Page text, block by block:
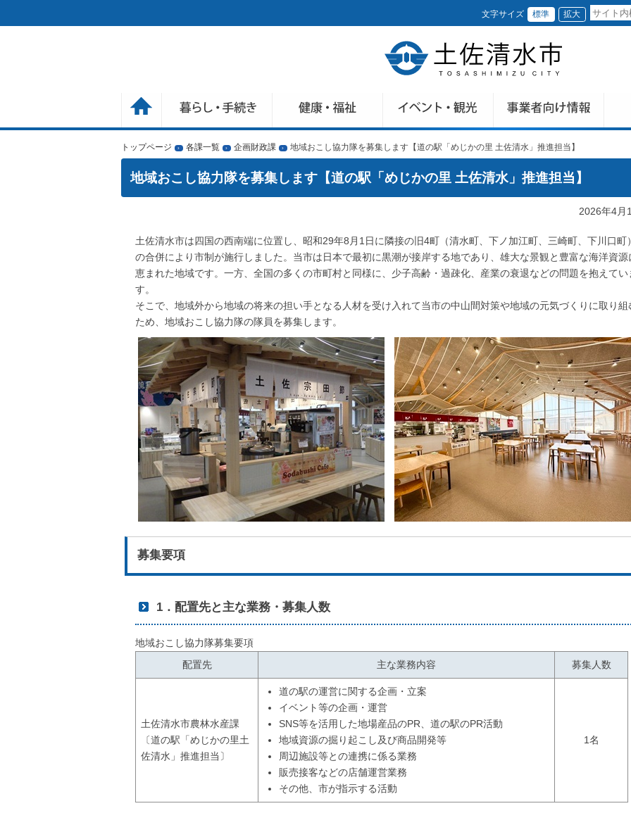
文字サイズ 標準 拡大
トップページ › 各課一覧 › 企画財政課 › 地域おこし協力隊を募集します【道の駅「めじかの里 土佐清水」推進担当】
地域おこし協力隊を募集します【道の駅「めじかの里 土佐清水」推進担当】
2026年4月
土佐清水市は四国の西南端に位置し、昭和29年8月1日に隣接の旧4町（清水町、下ノ加江町、三崎町、下川口町
の合併により市制が施行しました。当市は日本で最初に黒潮が接岸する地であり、雄大な景観と豊富な海洋資源
恵まれた地域です。一方、全国の多くの市町村と同様に、少子高齢・過疎化、産業の衰退などの問題を抱えてい
す。
そこで、地域外から地域の将来の担い手となる人材を受け入れて当市の中山間対策や地域の元気づくりに取り組
ため、地域おこし協力隊の隊員を募集します。
募集要項
1．配置先と主な業務・募集人数
地域おこし協力隊募集要項
配置先
主な業務内容 募集人数
土佐清水市農林水産課
〔道の駅「めじかの里土
佐清水」推進担当〕
道の駅の運営に関する企画・立案
イベント等の企画・運営
SNS等を活用した地場産品のPR、道の駅のPR活動
地域資源の掘り起こし及び商品開発等
周辺施設等との連携に係る業務
販売接客などの店舗運営業務
その他、市が指示する活動
1名